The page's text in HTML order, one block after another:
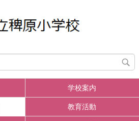
学校案内
教育活動